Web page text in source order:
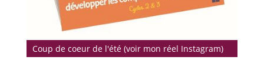
Coup de coeur de l'été (voir mon réel Instagram)